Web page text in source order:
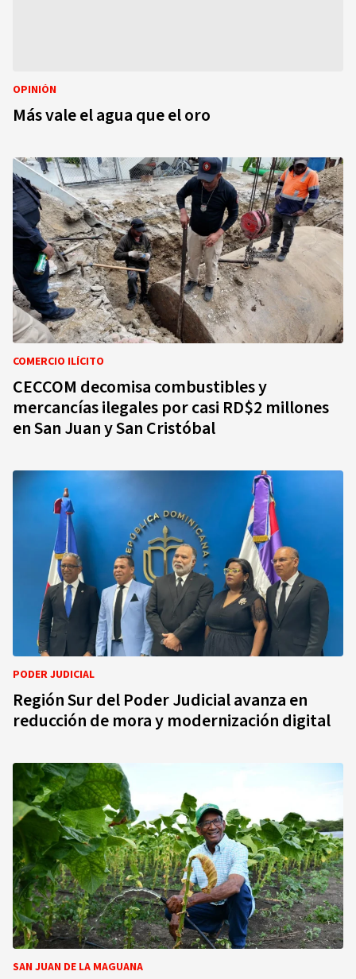
OPINIÓN
Más vale el agua que el oro
COMERCIO ILÍCITO
CECCOM decomisa combustibles y
mercancías ilegales por casi RD$2 millones
en San Juan y San Cristóbal
PODER JUDICIAL
Región Sur del Poder Judicial avanza en
reducción de mora y modernización digital
SAN JUAN DE LA MAGUANA